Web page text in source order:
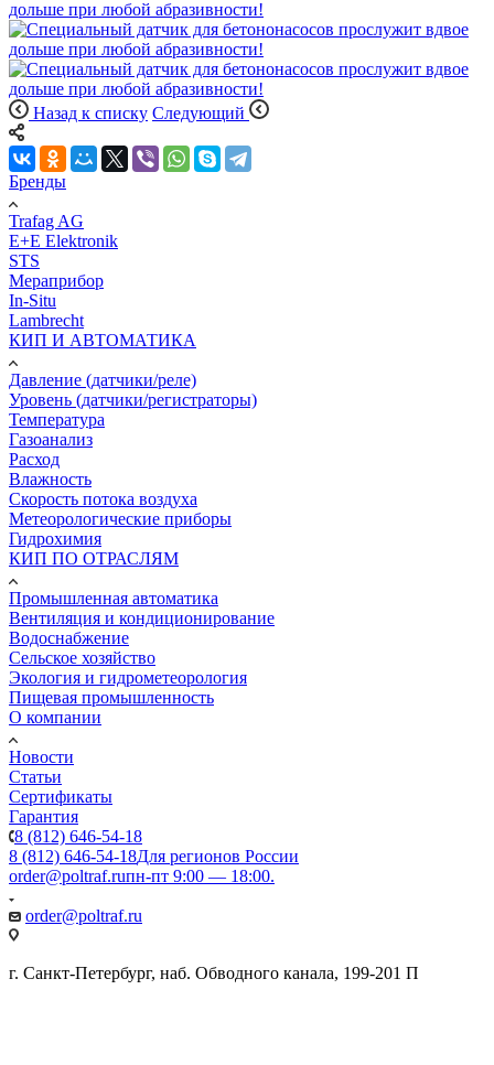
Назад к списку Следующий
Бренды
Trafag AG
E+E Elektronik
STS
Мераприбор
In-Situ
Lambrecht
КИП И АВТОМАТИКА
Давление (датчики/реле)
Уровень (датчики/регистраторы)
Температура
Газоанализ
Расход
Влажность
Скорость потока воздуха
Метеорологические приборы
Гидрохимия
КИП ПО ОТРАСЛЯМ
Промышленная автоматика
Вентиляция и кондиционирование
Водоснабжение
Сельское хозяйство
Экология и гидрометеорология
Пищевая промышленность
О компании
Новости
Статьи
Сертификаты
Гарантия
8 (812) 646-54-18
8 (812) 646-54-18Для регионов России
order@poltraf.ruпн-пт 9:00 — 18:00.
order@poltraf.ru
г. Санкт-Петербург, наб. Обводного канала, 199-201 П